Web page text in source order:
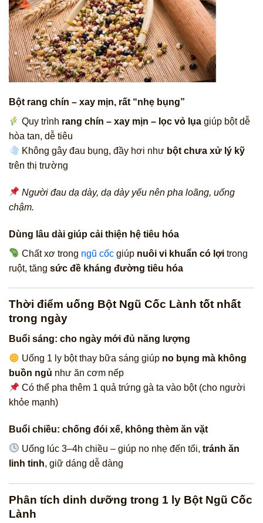
Bột rang chín – xay mịn, rất “nhẹ bụng”
Quy trình rang chín – xay mịn – lọc vỏ lụa giúp bột dễ
hòa tan, dễ tiêu
Không gây đau bụng, đầy hơi như bột chưa xử lý kỹ
trên thị trường
Người đau dạ dày, dạ dày yếu nên pha loãng, uống
chậm.
Dùng lâu dài giúp cải thiện hệ tiêu hóa
Chất xơ trong ngũ cốc giúp nuôi vi khuẩn có lợi trong
ruột, tăng sức đề kháng đường tiêu hóa
Thời điểm uống Bột Ngũ Cốc Lành tốt nhất
trong ngày
Buổi sáng: cho ngày mới đủ năng lượng
Uống 1 ly bột thay bữa sáng giúp no bụng mà không
buồn ngủ như ăn cơm nếp
Có thể pha thêm 1 quả trứng gà ta vào bột (cho người
khỏe mạnh)
Buổi chiều: chống đói xế, không thèm ăn vặt
Uống lúc 3–4h chiều – giúp no nhẹ đến tối,tránh ăn
linh tinh, giữ dáng dễ dàng
Phân tích dinh dưỡng trong 1 ly Bột Ngũ Cốc
Lành